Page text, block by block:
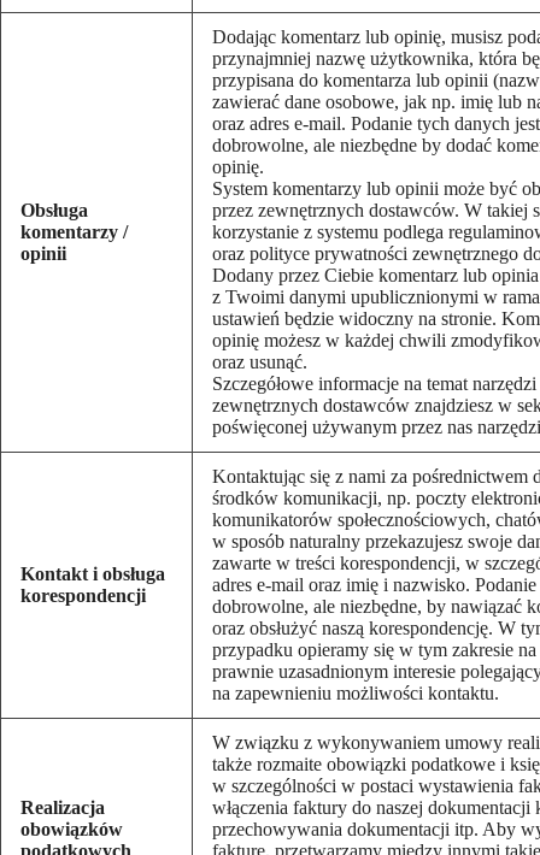
Obsługa
komentarzy /
opinii
Dodając komentarz lub opinię, musisz
przynajmniej nazwę użytkownika, która
przypisana do komentarza lub opinii
zawierać dane osobowe, jak np. imię lub
oraz adres e-mail. Podanie tych danych jest
dobrowolne, ale niezbędne by dodać
opinię.
System komentarzy lub opinii może być
przez zewnętrznych dostawców. W takiej
korzystanie z systemu podlega
oraz polityce prywatności zewnętrznego
Dodany przez Ciebie komentarz lub
z Twoimi danymi upublicznionymi w
ustawień będzie widoczny na stronie.
opinię możesz w każdej chwili
oraz usunąć.
Szczegółowe informacje na temat narzędzi
zewnętrznych dostawców znajdziesz w
poświęconej używanym przez nas
Kontakt i obsługa
korespondencji
Kontaktując się z nami za pośrednictwem
środków komunikacji, np. poczty
komunikatorów społecznościowych,
w sposób naturalny przekazujesz swoje
zawarte w treści korespondencji, w
adres e-mail oraz imię i nazwisko.
dobrowolne, ale niezbędne, by nawiązać
oraz obsłużyć naszą korespondencję. W
przypadku opieramy się w tym zakresie na
prawnie uzasadnionym interesie
na zapewnieniu możliwości kontaktu.
Realizacja
obowiązków
W związku z wykonywaniem umowy
także rozmaite obowiązki podatkowe i
w szczególności w postaci wystawienia
włączenia faktury do naszej dokumentacji
przechowywania dokumentacji itp. Aby